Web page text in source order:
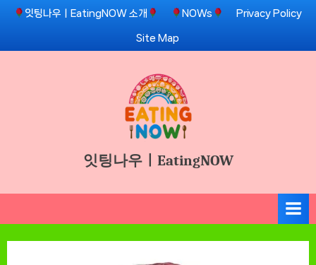
Skip
content
잇팅나우ㅣEatingNOW 소개 NOWs Privacy Policy
Site Map
잇팅나우ㅣEatingNOW